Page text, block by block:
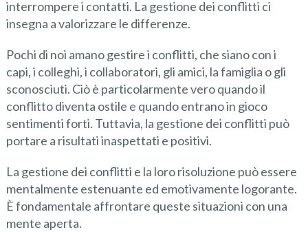
interrompere i contatti. La gestione dei conflitti ci
insegna a valorizzare le differenze.
Pochi di noi amano gestire i conflitti, che siano con i
capi, i colleghi, i collaboratori, gli amici, la famiglia o gli
sconosciuti. Ciò è particolarmente vero quando il
conflitto diventa ostile e quando entrano in gioco
sentimenti forti. Tuttavia, la gestione dei conflitti può
portare a risultati inaspettati e positivi.
La gestione dei conflitti e la loro risoluzione può essere
mentalmente estenuante ed emotivamente logorante.
È fondamentale affrontare queste situazioni con una
mente aperta.